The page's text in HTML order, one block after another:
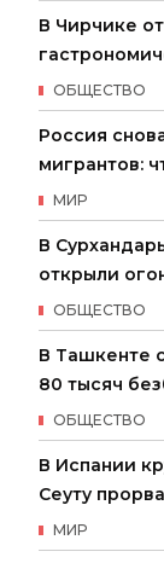
В Чирчике
ОБЩЕСТВО
Россия
мигрантов:
МИР
В
открыли
ОБЩЕСТВО
В Ташкенте
80 тысяч
ОБЩЕСТВО
В Испании
Сеуту
МИР